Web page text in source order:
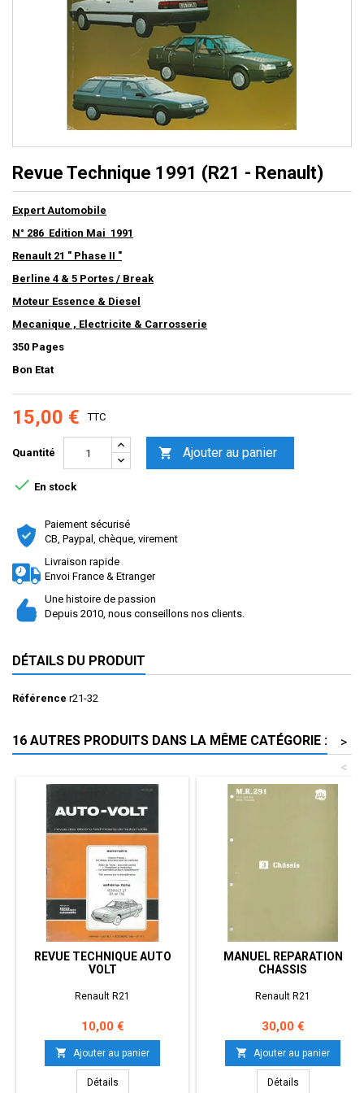
Revue Technique 1991 (R21 - Renault)
Expert Automobile
N° 286 Edition Mai 1991
Renault 21 " Phase II "
Berline 4 & 5 Portes / Break
Moteur Essence & Diesel
Mecanique , Electricite & Carrosserie
350 Pages
Bon Etat
15,00 € TTC
Quantité  Ajouter au panier
 En stock
Paiement sécurisé
CB, Paypal, chèque, virement
Livraison rapide
Envoi France & Etranger
Une histoire de passion
Depuis 2010, nous conseillons nos clients.
DÉTAILS DU PRODUIT
Référence r21-32
16 AUTRES PRODUITS DANS LA MÊME CATÉGORIE :
>
<
REVUE TECHNIQUE AUTO
VOLT
Renault R21
Prix
10,00 €
 Ajouter au panier
Détails
MANUEL REPARATION
CHASSIS
Renault R21
Prix
30,00 €
 Ajouter au panier
Détails